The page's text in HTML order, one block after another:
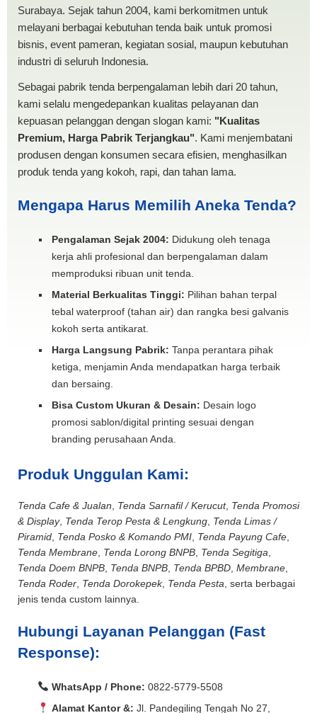
Surabaya. Sejak tahun 2004, kami berkomitmen untuk
melayani berbagai kebutuhan tenda baik untuk promosi
bisnis, event pameran, kegiatan sosial, maupun kebutuhan
industri di seluruh Indonesia.
Sebagai pabrik tenda berpengalaman lebih dari 20 tahun,
kami selalu mengedepankan kualitas pelayanan dan
kepuasan pelanggan dengan slogan kami: "Kualitas
Premium, Harga Pabrik Terjangkau". Kami menjembatani
produsen dengan konsumen secara efisien, menghasilkan
produk tenda yang kokoh, rapi, dan tahan lama.
Mengapa Harus Memilih Aneka Tenda?
Pengalaman Sejak 2004: Didukung oleh tenaga
kerja ahli profesional dan berpengalaman dalam
memproduksi ribuan unit tenda.
Material Berkualitas Tinggi: Pilihan bahan terpal
tebal waterproof (tahan air) dan rangka besi galvanis
kokoh serta antikarat.
Harga Langsung Pabrik: Tanpa perantara pihak
ketiga, menjamin Anda mendapatkan harga terbaik
dan bersaing.
Bisa Custom Ukuran & Desain: Desain logo
promosi sablon/digital printing sesuai dengan
branding perusahaan Anda.
Produk Unggulan Kami:
Tenda Cafe & Jualan Tenda Sarnafil / Kerucut, Tenda Promosi
& Display, Tenda Terop Pesta & Lengkung Tenda Limas /
Piramid Tenda Posko & Komando PMI Tenda Payung Cafe
Tenda Membrane Tenda Lorong BNPB Tenda Segitiga
Tenda Doem BNPB Tenda BNPB Tenda BPBD Membrane
Tenda Roder Tenda Dorokepek, Tenda Pesta , serta berbagai
jenis tenda custom lainnya.
Hubungi Layanan Pelanggan (Fast
Response):
WhatsApp / Phone: 0822-5779-5508
Alamat Kantor &: Jl. Pandegiling Tengah No 27,